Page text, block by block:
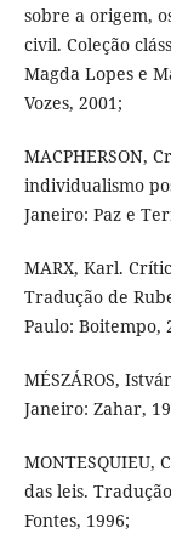
sobre a origem,
civil. Coleção
Magda Lopes e
Vozes, 2001;
MACPHERSON,
individualismo
Janeiro: Paz e
MARX, Karl.
Tradução de
Paulo: Boitempo,
MÉSZÁROS,
Janeiro: Zahar,
MONTESQUIEU,
das leis.
Fontes, 1996;